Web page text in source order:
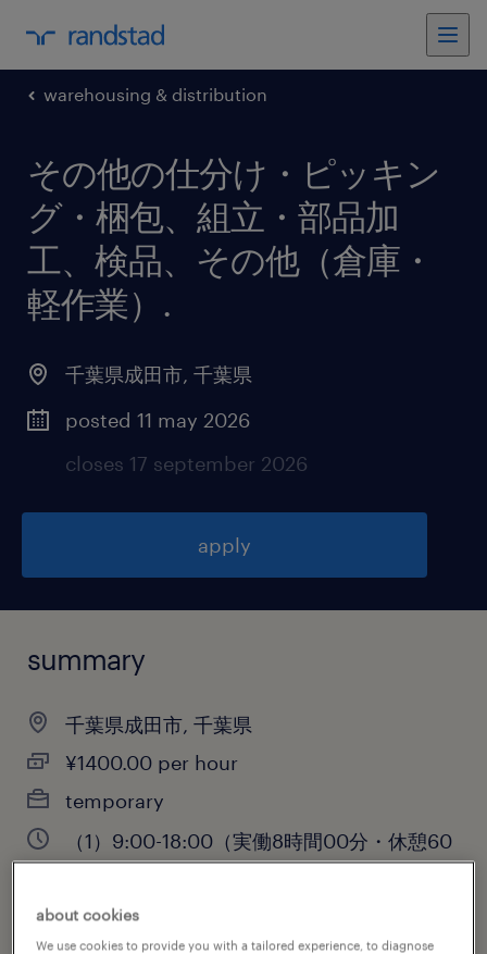
warehousing & distribution
その他の仕分け・ピッキン
グ・梱包、組立・部品加
工、検品、その他（倉庫・
軽作業） .
千葉県成田市, 千葉県
posted 11 may 2026
closes 17 september 2026
apply
summary
千葉県成田市, 千葉県
¥1400.00 per hour
temporary
（1）9:00-18:00（実働8時間00分・休憩60
憩60分）,（3）21:00-6:00（実働8時間00
分・休憩60分）,（4）12:00-2
about cookies
We use cookies to provide you with a tailored experience, to diagnose